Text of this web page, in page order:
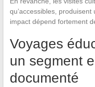
qu’accessibles,
impact dépend fortement
Voyages
un segment
documenté